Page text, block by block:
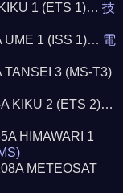
KIKU 1 (ETS 1)…技
UME 1 (ISS 1)… 電
TANSEI 3 (MS-T3)
KIKU 2 (ETS 2)…
HIMAWARI 1
METEOSAT